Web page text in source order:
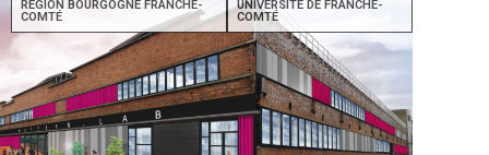
RÉGION BOURGOGNE FRANCHE-
COMTÉ
UNIVERSITÉ DE FRANCHE-
COMTÉ